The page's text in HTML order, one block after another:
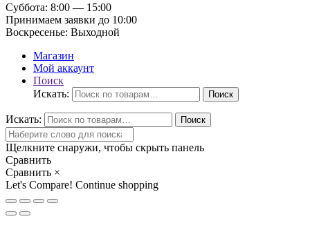
Суббота: 8:00 — 15:00
Принимаем заявки до 10:00
Воскресенье: Выходной
Магазин
Мой аккаунт
Поиск
Искать:
Поиск
Искать: Поиск
Щелкните снаружи, чтобы скрыть панель
Сравнить
Сравнить ×
Let's Compare! Continue shopping